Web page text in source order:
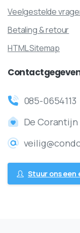
Veelgestelde
Betaling & retour
HTML Sitemap
085-0654113
De Corantijn
Stuur ons een